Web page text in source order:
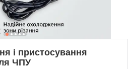
і пристосування
ЧПУ